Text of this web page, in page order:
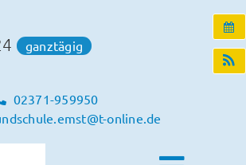
ganztägig
02371-959950
online.de